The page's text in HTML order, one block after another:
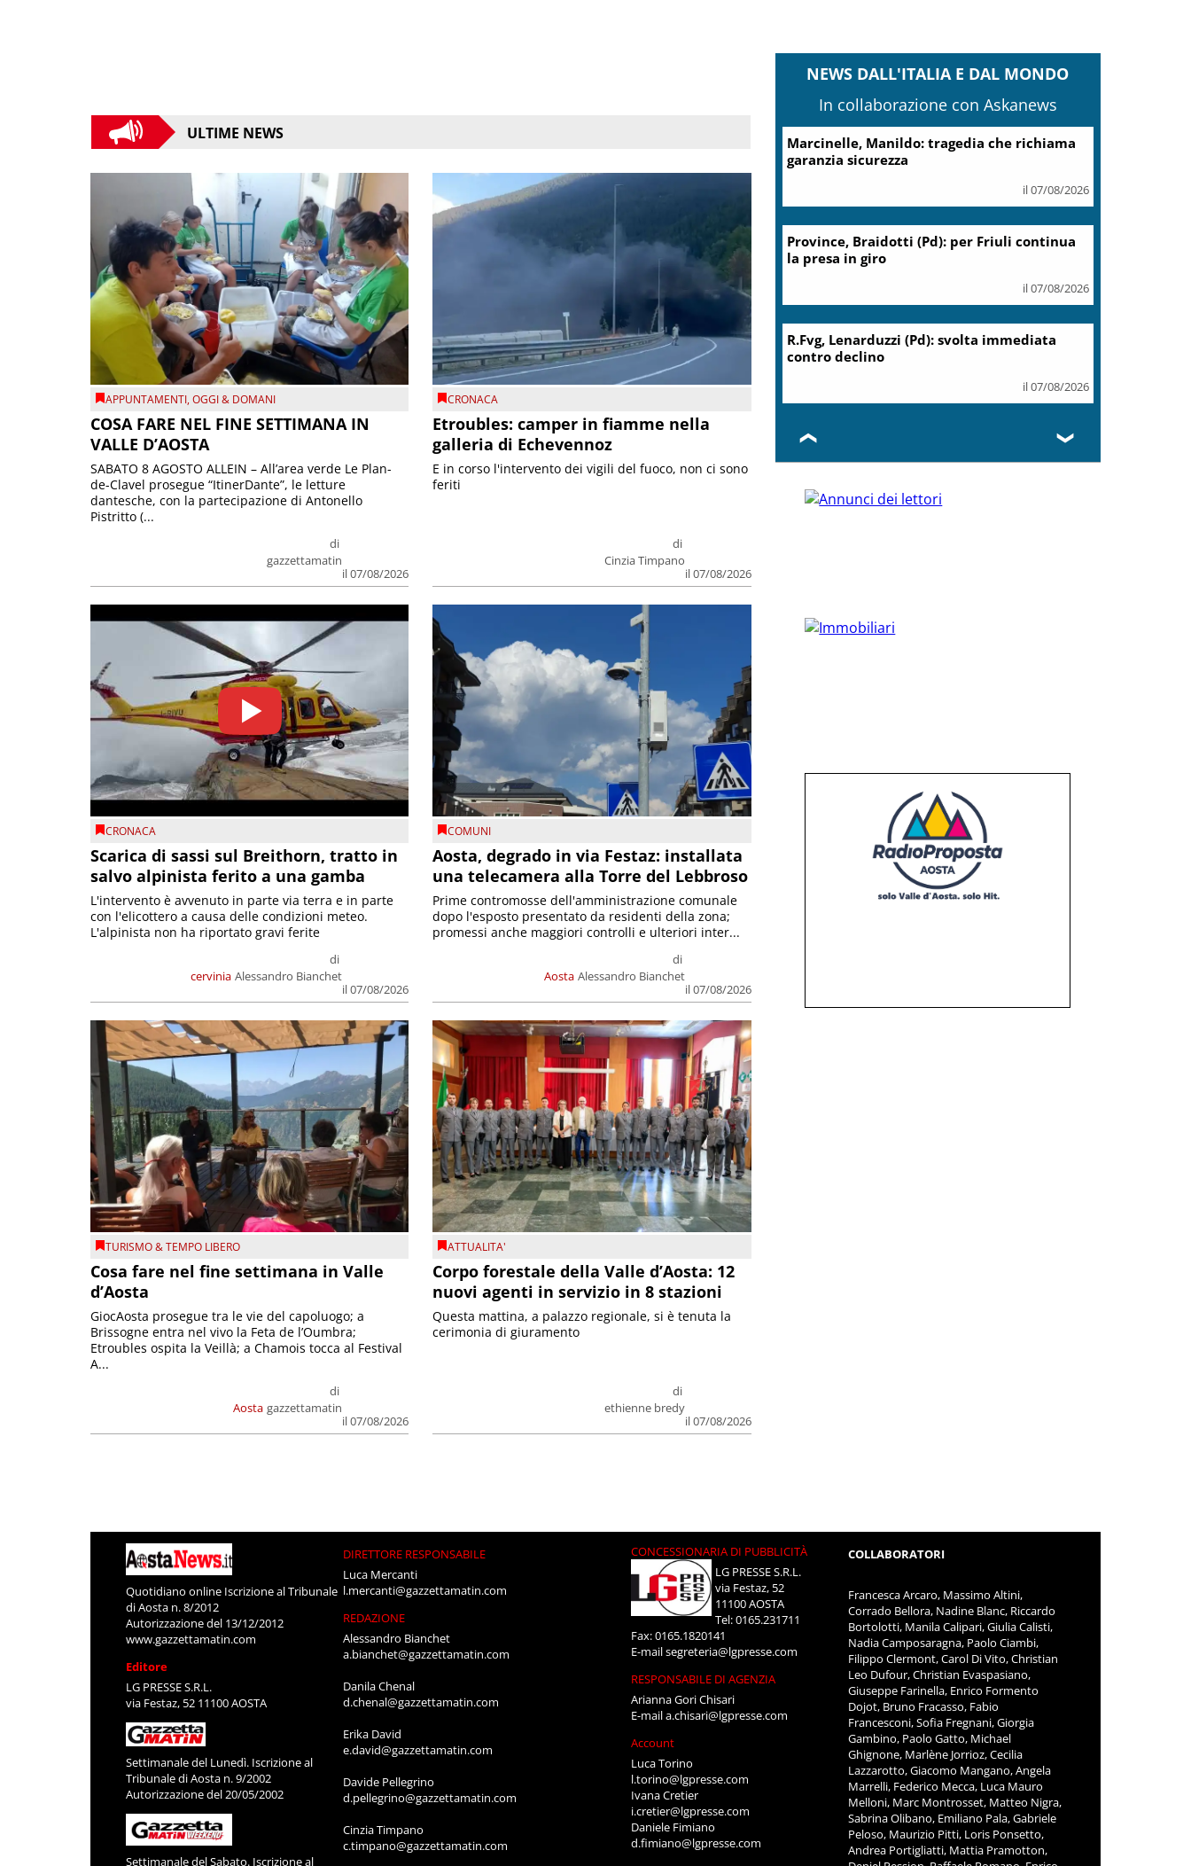
ULTIME NEWS
APPUNTAMENTI,OGGI & DOMANI
COSA FARE NEL FINE SETTIMANA IN
VALLE D’AOSTA
di
gazzettamatin
il 07/08/2026
SABATO 8 AGOSTO ALLEIN – All’area verde Le Plan-
de-Clavel prosegue “ItinerDante”, le letture
dantesche, con la partecipazione di Antonello
Pistritto (...
CRONACA
Etroubles: camper in fiamme nella
galleria di Echevennoz
di
Cinzia Timpano
il 07/08/2026
E in corso l'intervento dei vigili del fuoco, non ci sono
feriti
CRONACA
Scarica di sassi sul Breithorn, tratto in
salvo alpinista ferito a una gamba
cervinia
di
Alessandro Bianchet
il 07/08/2026
L'intervento è avvenuto in parte via terra e in parte
con l'elicottero a causa delle condizioni meteo.
L'alpinista non ha riportato gravi ferite
COMUNI
Aosta, degrado in via Festaz: installata
una telecamera alla Torre del Lebbroso
Aosta
di
Alessandro Bianchet
il 07/08/2026
Prime contromosse dell'amministrazione comunale
dopo l'esposto presentato da residenti della zona;
promessi anche maggiori controlli e ulteriori inter...
TURISMO & TEMPO LIBERO
Cosa fare nel fine settimana in Valle
d’Aosta
Aosta
di
gazzettamatin
il 07/08/2026
GiocAosta prosegue tra le vie del capoluogo; a
Brissogne entra nel vivo la Feta de l’Oumbra;
Etroubles ospita la Veillà; a Chamois tocca al Festival
A...
ATTUALITA'
Corpo forestale della Valle d’Aosta: 12
nuovi agenti in servizio in 8 stazioni
di
ethienne bredy
il 07/08/2026
Questa mattina, a palazzo regionale, si è tenuta la
cerimonia di giuramento
NEWS DALL'ITALIA E DAL MONDO
In collaborazione con Askanews
Marcinelle, Manildo: tragedia che richiama
garanzia sicurezza
il 07/08/2026
Province, Braidotti (Pd): per Friuli continua
la presa in giro
il 07/08/2026
R.Fvg, Lenarduzzi (Pd): svolta immediata
contro declino
il 07/08/2026
❮ ❯
Quotidiano online Iscrizione al Tribunale
di Aosta n. 8/2012
Autorizzazione del 13/12/2012
www.gazzettamatin.com
Editore
LG PRESSE S.R.L.
via Festaz, 52 11100 AOSTA
Settimanale del Lunedì. Iscrizione al
Tribunale di Aosta n. 9/2002
Autorizzazione del 20/05/2002
Settimanale del Sabato. Iscrizione al
DIRETTORE RESPONSABILE
Luca Mercanti
l.mercanti@gazzettamatin.com
REDAZIONE
Alessandro Bianchet
a.bianchet@gazzettamatin.com
Danila Chenal
d.chenal@gazzettamatin.com
Erika David
e.david@gazzettamatin.com
Davide Pellegrino
d.pellegrino@gazzettamatin.com
Cinzia Timpano
c.timpano@gazzettamatin.com
CONCESSIONARIA DI PUBBLICITÀ
LG PRESSE S.R.L.
via Festaz, 52
11100 AOSTA
Tel: 0165.231711
Fax: 0165.1820141
E-mailsegreteria@lgpresse.com
RESPONSABILE DI AGENZIA
Arianna Gori Chisari
E-maila.chisari@lgpresse.com
Account
Luca Torino
l.torino@lgpresse.com
Ivana Cretier
i.cretier@lgpresse.com
Daniele Fimiano
d.fimiano@lgpresse.com
COLLABORATORI
Francesca Arcaro, Massimo Altini,
Corrado Bellora, Nadine Blanc, Riccardo
Bortolotti, Manila Calipari, Giulia Calisti,
Nadia Camposaragna, Paolo Ciambi,
Filippo Clermont, Carol Di Vito, Christian
Leo Dufour, Christian Evaspasiano,
Giuseppe Farinella, Enrico Formento
Dojot, Bruno Fracasso, Fabio
Francesconi, Sofia Fregnani, Giorgia
Gambino, Paolo Gatto, Michael
Ghignone, Marlène Jorrioz, Cecilia
Lazzarotto, Giacomo Mangano, Angela
Marrelli, Federico Mecca, Luca Mauro
Melloni, Marc Montrosset, Matteo Nigra,
Sabrina Olibano, Emiliano Pala, Gabriele
Peloso, Maurizio Pitti, Loris Ponsetto,
Andrea Portigliatti, Mattia Pramotton,